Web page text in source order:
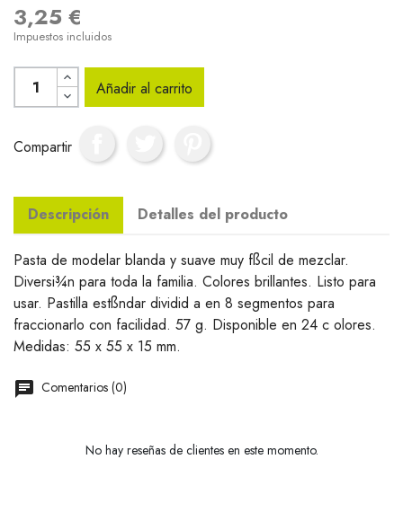
3,25 €
Impuestos incluidos
Añadir al carrito
Compartir
Descripción Detalles del producto
Pasta de modelar blanda y suave muy fßcil de mezclar.
Diversi¾n para toda la familia. Colores brillantes. Listo para
usar. Pastilla estßndar dividid a en 8 segmentos para
fraccionarlo con facilidad. 57 g. Disponible en 24 c olores.
Medidas: 55 x 55 x 15 mm.
Comentarios (0)
No hay reseñas de clientes en este momento.